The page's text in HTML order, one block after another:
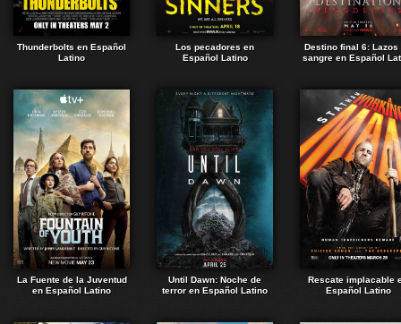
Thunderbolts en Español
Latino
Los pecadores en
Español Latino
Destino final 6: Lazos
sangre en Español
La Fuente de la Juventud
en Español Latino
Until Dawn: Noche de
terror en Español Latino
Rescate implacable
Español Latino